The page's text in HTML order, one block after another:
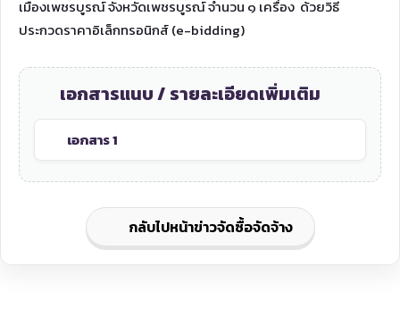
เมืองเพชรบูรณ์ จังหวัดเพชรบูรณ์ จำนวน ๑ เครื่อง ด้วยวิธี
ประกวดราคาอิเล็กทรอนิกส์ (e-bidding)
เอกสารแนบ / รายละเอียดเพิ่มเติม
เอกสาร 1
กลับไปหน้าข่าวจัดซื้อจัดจ้าง